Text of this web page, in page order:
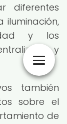
diferentes
iluminación,
y los
y
también
sobre el
de